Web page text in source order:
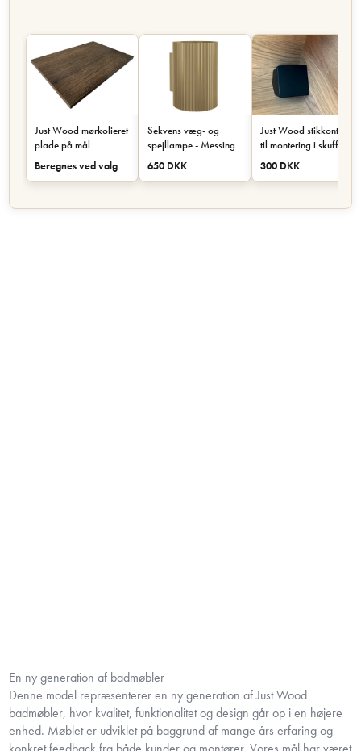
Just Wood mørkolieret
plade på mål
Beregnes ved valg
Sekvens væg- og
spejllampe - Messing
650 DKK
Just Wood stikkontakt
til montering i skuffe
eller skab - Sort
300 DKK
En ny generation af badmøbler
Denne model repræsenterer en ny generation af Just Wood
badmøbler, hvor kvalitet, funktionalitet og design går op i en højere
enhed. Møblet er udviklet på baggrund af mange års erfaring og